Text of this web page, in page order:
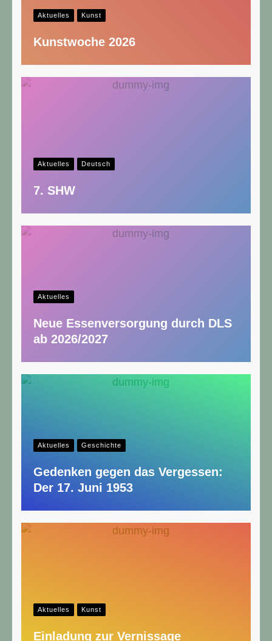
Aktuelles Kunst
Kunstwoche 2026
Aktuelles Deutsch
7. SHW
Aktuelles
Neue Essenversorgung durch DLS
ab 2026/2027
Aktuelles Geschichte
Gedenken gegen das Vergessen:
Der 17. Juni 1953
Aktuelles Kunst
Einladung zur Vernissage